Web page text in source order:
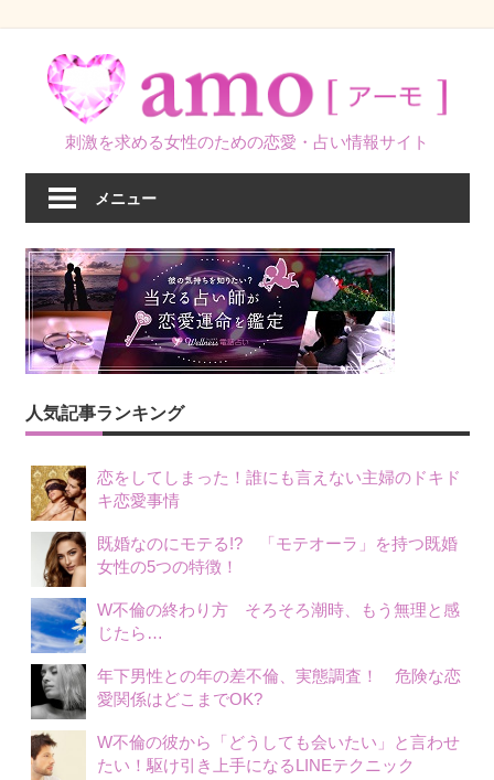
刺激を求める女性のための恋愛・占い情報サイト
メニュー
人気記事ランキング
恋をしてしまった！誰にも言えない主婦のドキド
キ恋愛事情
既婚なのにモテる!? 「モテオーラ」を持つ既婚
女性の5つの特徴！
W不倫の終わり方 そろそろ潮時、もう無理と感
じたら…
年下男性との年の差不倫、実態調査！ 危険な恋
愛関係はどこまでOK?
W不倫の彼から「どうしても会いたい」と言わせ
たい！駆け引き上手になるLINEテクニック